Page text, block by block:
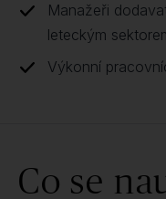
Manažeři
leteckým
Výkonní
Co se